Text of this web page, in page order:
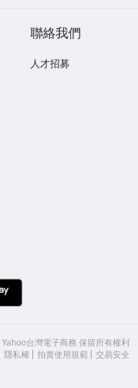
聯絡我們
人才招募
Yahoo台灣電子商務 保留所有權利
隱私權 拍賣使用規範 交易安全